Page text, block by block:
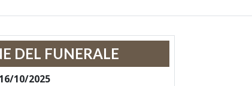
DEL FUNERALE
16/10/2025